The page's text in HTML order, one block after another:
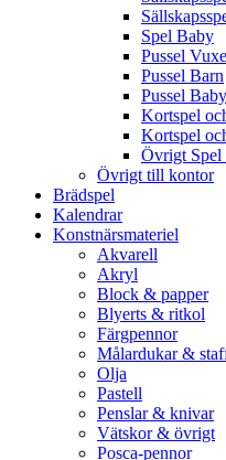
Spel Baby
Pussel
Pussel Barn
Pussel Baby
Kortspel
Kortspel
Övrigt Spel
Övrigt till kontor
Brädspel
Kalendrar
Konstnärsmateriel
Akvarell
Akryl
Block & papper
Blyerts & ritkol
Färgpennor
Målardukar &
Olja
Pastell
Penslar & knivar
Vätskor & övrigt
Posca-pennor